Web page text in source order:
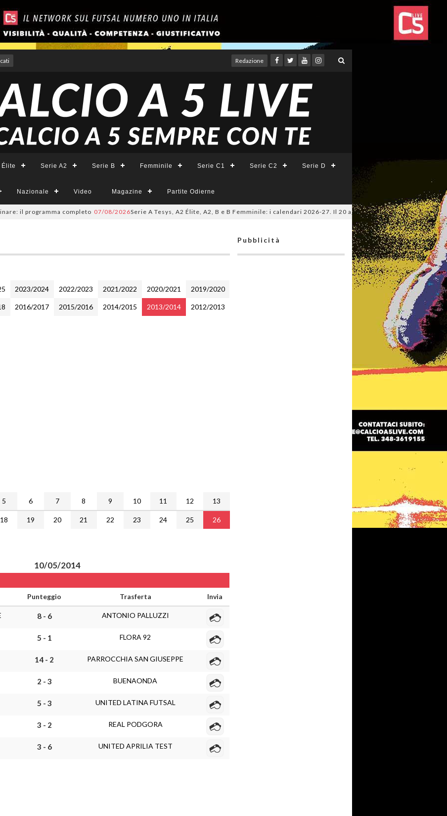
Redazione
Élite Serie A2 Serie B Femminile Serie C1 Serie C2 Serie D
Nazionale Video Magazine Partite Odierne
programma completo 07/08/2026Serie A Tesys, A2 Élite, A2, B e B Femminile: i calendari 2026-27. Il 20 agosto la presentazione della Serie A
2023/2024 2022/2023 2021/2022 2020/2021 2019/2020
2016/2017 2015/2016 2014/2015 2013/2014 2012/2013
5 6 7 8 9 10 11 12 13
18 19 20 21 22 23 24 25
26
10/05/2014
Punteggio Trasferta Invia
8 - 6 ANTONIO PALLUZZI
5 - 1 FLORA 92
14 - 2 PARROCCHIA SAN GIUSEPPE
2 - 3 BUENAONDA
5 - 3 UNITED LATINA FUTSAL
3 - 2 REAL PODGORA
3 - 6 UNITED APRILIA TEST
Pubblicità